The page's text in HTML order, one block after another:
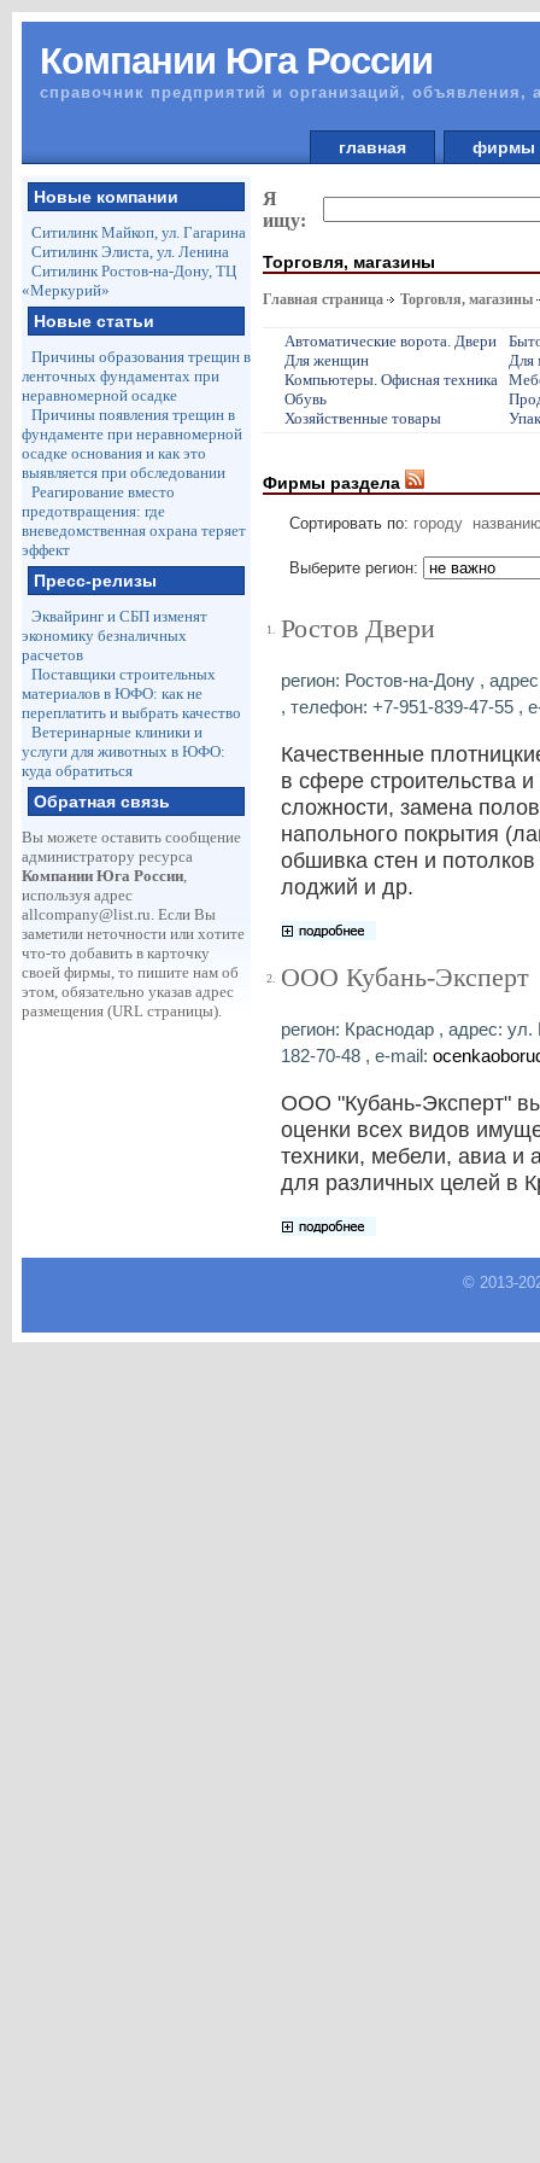
Компании Юга России
справочник предприятий и организаций, объявления,
главная
Новые компании
Ситилинк Майкоп, ул. Гагарина
Ситилинк Элиста, ул. Ленина
Ситилинк Ростов-на-Дону, ТЦ
«Меркурий»
Новые статьи
Причины образования трещин в
ленточных фундаментах при
неравномерной осадке
Причины появления трещин в
фундаменте при неравномерной
осадке основания и как это
выявляется при обследовании
Реагирование вместо
предотвращения: где
вневедомственная охрана теряет
эффект
Пресс-релизы
Эквайринг и СБП изменят
экономику безналичных
расчетов
Поставщики строительных
материалов в ЮФО: как не
переплатить и выбрать качество
Ветеринарные клиники и
услуги для животных в ЮФО:
куда обратиться
Обратная связь
Вы можете оставить сообщение
администратору ресурса
Компании Юга России,
используя адрес
allcompany@list.ru. Если Вы
заметили неточности или хотите
что-то добавить в карточку
своей фирмы, то пишите нам об
этом, обязательно указав адрес
размещения (URL страницы).
Я
ищу:
Торговля, магазины
Главная страница Торговля, магазины
Автоматические ворота. Двери
Для женщин
Для
Компьютеры. Офисная техника
Обувь
Хозяйственные товары
Фирмы раздела
Сортировать по: городу
Выберите регион:
1. Ростов Двери
регион: Ростов-на-Дону ,
, телефон: +7-951-839-47-55 ,
Качественные
в сфере строительства
сложности, замена
напольного покрытия
обшивка стен и
лоджий и др.
2. ООО Кубань-Эксперт
регион: Краснодар , адрес:
182-70-48 , e-mail:
ООО "Кубань-Эксперт"
оценки всех видов
техники, мебели, авиа и
для различных целей в
© 2013-